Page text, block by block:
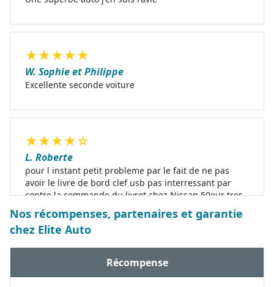
★★★★★
W. Sophie et Philippe
Excellente seconde voiture
★★★★☆
L. Roberte
pour l instant petit probleme par le fait de ne pas
avoir le livre de bord clef usb pas interressant par
contre la commande du livret chez Nissan 50eur tres
cher pas un tapis pas de produit nettoyant aucun
petit plus
Nos récompenses, partenaires et garantie
chez Elite Auto
Récompense